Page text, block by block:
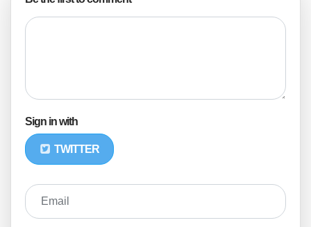
Sign in with
TWITTER
Email